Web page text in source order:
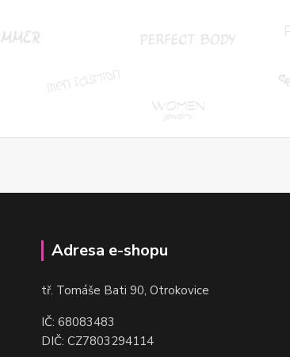
Adresa e-shopu
tř. Tomáše Bati 90, Otrokovice
IČ: 68083483
DIČ: CZ7803294114